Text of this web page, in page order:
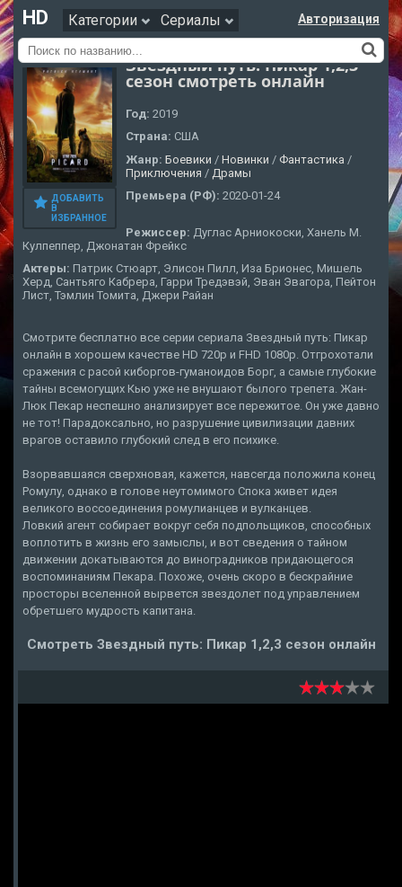
HD Категории Сериалы Авторизация
ДОБАВИТЬ
В
ИЗБРАННОЕ
Звездный путь: Пикар 1,2,3
сезон смотреть онлайн
Год: 2019
Страна: США
Жанр: Боевики / Новинки / Фантастика /
Приключения / Драмы
Премьера (РФ): 2020-01-24
Режиссер: Дуглас Арниокоски, Ханель М.
Кулпеппер, Джонатан Фрейкс
Актеры: Патрик Стюарт, Элисон Пилл, Иза Брионес, Мишель
Херд, Сантьяго Кабрера, Гарри Тредэвэй, Эван Эвагора, Пейтон
Лист, Тэмлин Томита, Джери Райан
Смотрите бесплатно все серии сериала Звездный путь: Пикар
онлайн в хорошем качестве HD 720p и FHD 1080p. Отгрохотали
сражения с расой киборгов-гуманоидов Борг, а самые глубокие
тайны всемогущих Кью уже не внушают былого трепета. Жан-
Люк Пекар неспешно анализирует все пережитое. Он уже давно
не тот! Парадоксально, но разрушение цивилизации давних
врагов оставило глубокий след в его психике.
Взорвавшаяся сверхновая, кажется, навсегда положила конец
Ромулу, однако в голове неутомимого Спока живет идея
великого воссоединения ромулианцев и вулканцев.
Ловкий агент собирает вокруг себя подпольщиков, способных
воплотить в жизнь его замыслы, и вот сведения о тайном
движении докатываются до виноградников придающегося
воспоминаниям Пекара. Похоже, очень скоро в бескрайние
просторы вселенной вырвется звездолет под управлением
обретшего мудрость капитана.
Смотреть Звездный путь: Пикар 1,2,3 сезон онлайн